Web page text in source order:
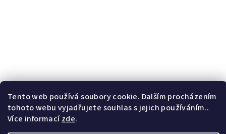
Tento web používá soubory cookie. Dalším procházením
tohoto webu vyjadřujete souhlas s jejich používáním..
Více informacízde.